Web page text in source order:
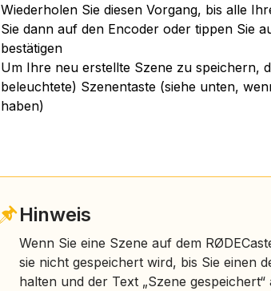
Wiederholen Sie diesen Vorgang, bis alle
Sie dann auf den Encoder oder tippen Sie
bestätigen
Um Ihre neu erstellte Szene zu speichern,
beleuchtete) Szenentaste (siehe unten,
haben)
Hinweis
Wenn Sie eine Szene auf dem
sie nicht gespeichert wird, bis Sie einen
halten und der Text „Szene